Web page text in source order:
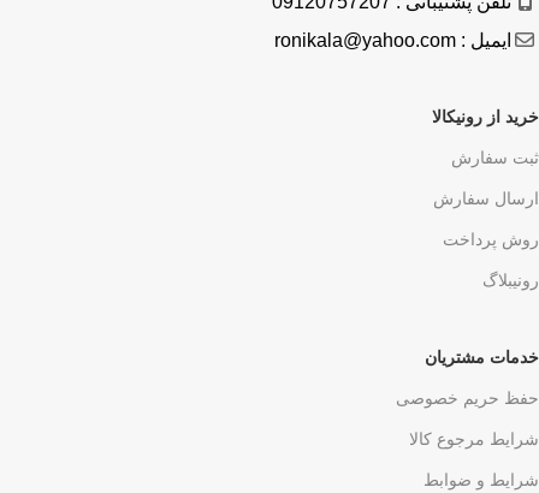
ایمیل : ronikala@yahoo.com
خرید از رونیکالا
ثبت سفارش
ارسال سفارش
روش پرداخت
رونیبلاگ
خدمات مشتریان
حفظ حریم خصوصی
شرایط مرجوع کالا
شرایط و ضوابط